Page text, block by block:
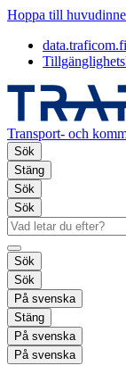
Hoppa till
data.traficom.fi
Transport- och
Sök
Stäng
Sök
Sök
Sök
Sök
På svenska
Stäng
På svenska
På svenska